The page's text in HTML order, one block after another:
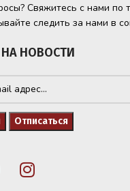
Свяжитесь с нами по
следить за нами в
НОВОСТИ